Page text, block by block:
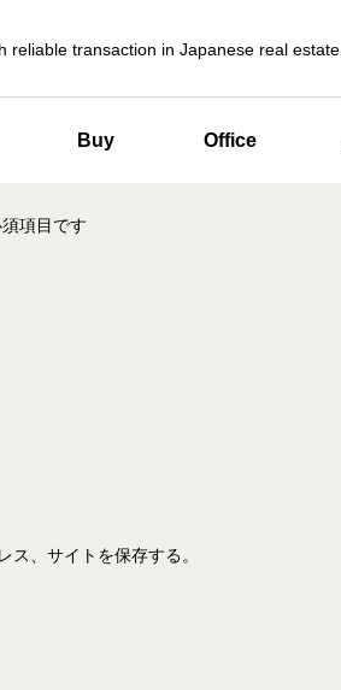
reliable transaction in Japanese real estate.
Buy Office
項目です
、サイトを保存する。